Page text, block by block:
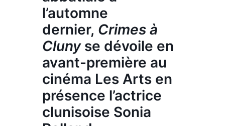
l’automne
dernier, Crimes à
Clunyse dévoile en
avant-première au
cinéma Les Arts en
présence l’actrice
clunisoise Sonia